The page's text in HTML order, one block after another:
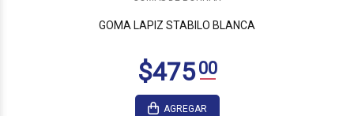
GOMA LAPIZ STABILO BLANCA
AGREGAR